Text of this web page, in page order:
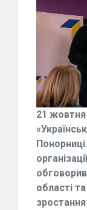
21 жовтня
області